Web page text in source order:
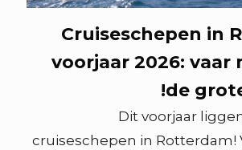
Cruiseschepen in
voorjaar 2026: vaar
de
Dit voorjaar
cruiseschepen in Rotterdam!